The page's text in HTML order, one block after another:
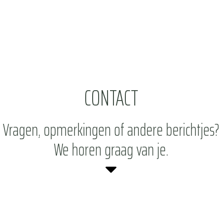
CONTACT
Vragen, opmerkingen of andere berichtjes?
We horen graag van je.